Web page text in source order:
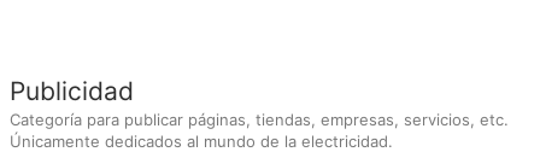
Publicidad
Categoría para publicar páginas, tiendas, empresas, servicios, etc.
Únicamente dedicados al mundo de la electricidad.